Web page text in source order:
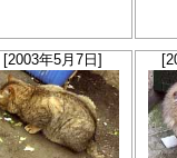
[2003年5月7日]